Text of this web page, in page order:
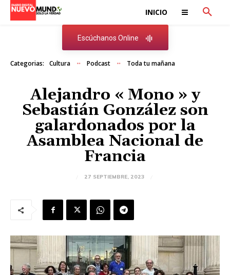
INICIO
Escúchanos Online
Categorias: Cultura Podcast Toda tu mañana
Alejandro « Mono » y
Sebastián González son
galardonados por la
Asamblea Nacional de
Francia
27 SEPTIEMBRE, 2023